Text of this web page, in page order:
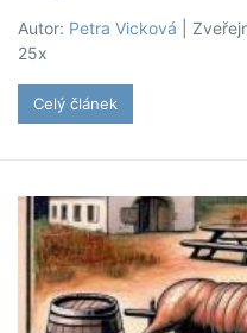
Autor: Petra Vicková |
25x
Celý článek